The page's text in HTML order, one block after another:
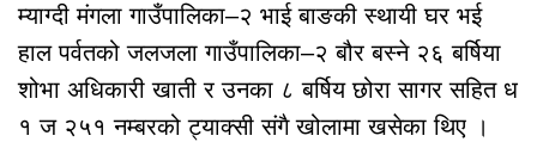
म्याग्दी मंगला गाउँपालिका–२ भाई बाङकी स्थायी घर भई
हाल पर्वतको जलजला गाउँपालिका–२ बौर बस्ने २६ बर्षिया
शोभा अधिकारी खाती र उनका ८ बर्षिय छोरा सागर सहित ध
१ ज २५१ नम्बरको ट्याक्सी संगै खोलामा खसेका थिए ।